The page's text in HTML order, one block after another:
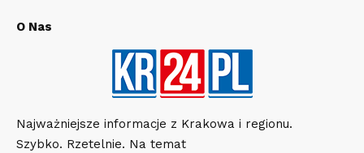
O Nas
Najważniejsze informacje z Krakowa i regionu.
Szybko. Rzetelnie. Na temat